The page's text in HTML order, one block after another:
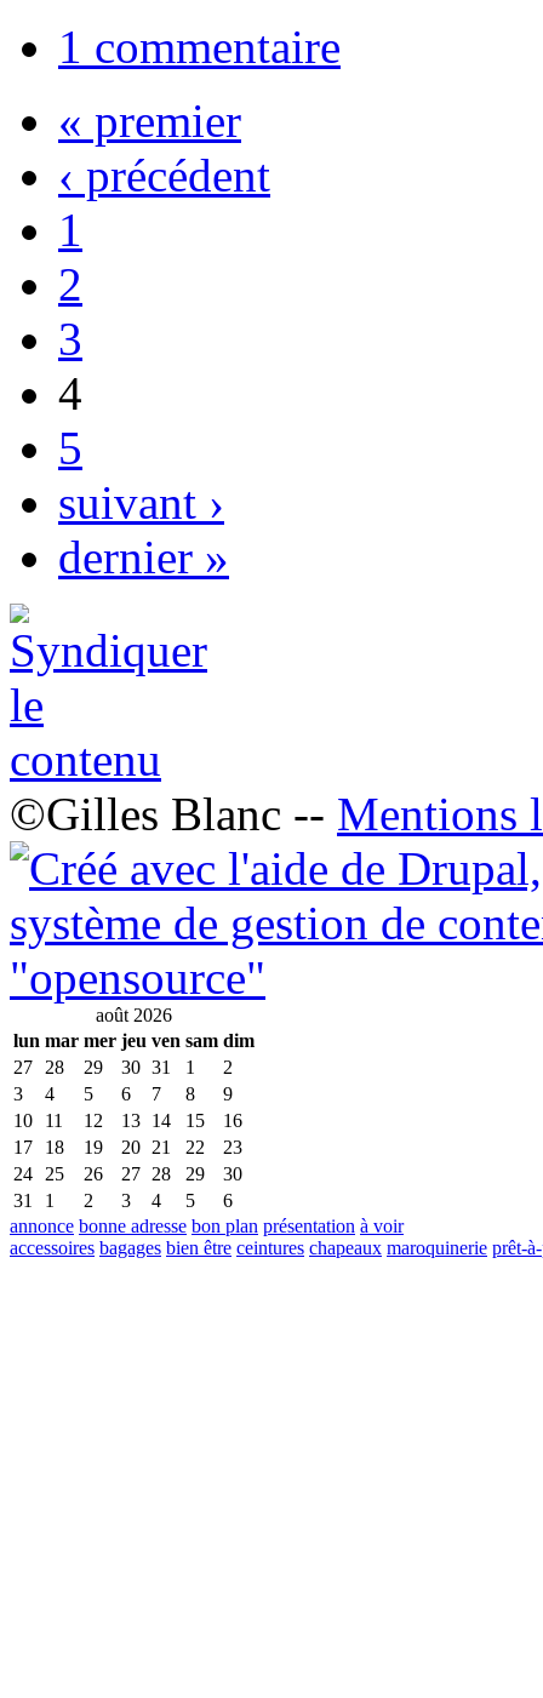
1 commentaire
« premier
‹ précédent
1
2
3
4
5
suivant ›
dernier »
©Gilles Blanc -- Mentions
août 2026
lun mar mer jeu ven sam dim
27
28 29 30 31 1
2
3
4 5 6 7 8
9
10
11 12 13 14 15
16
17
18 19 20 21 22
23
24
25 26 27 28 29
30
31
1 2 3 4 5
6
annonce bonne adresse bon plan présentation à voir
accessoires bagages bien être ceintures chapeaux maroquinerie prêt-